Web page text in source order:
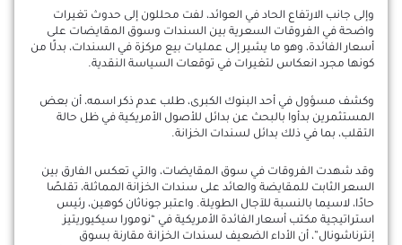
وإلى جانب الارتفاع الحاد في العوائد، لفت محللون إلى حدوث تغيرات
واضحة في الفروقات السعرية بين السندات وسوق المقايضات على
أسعار الفائدة، وهو ما يشير إلى عمليات بيع مركزة في السندات، بدلًا من
كونها مجرد انعكاس لتغيرات في توقعات السياسة النقدية.
وكشف مسؤول في أحد البنوك الكبرى، طلب عدم ذكر اسمه، أن بعض
المستثمرين بدأوا بالبحث عن بدائل للأصول الأمريكية في ظل حالة
التقلب، بما في ذلك بدائل لسندات الخزانة.
وقد شهدت الفروقات في سوق المقايضات، والتي تعكس الفارق بين
السعر الثابت للمقايضة والعائد على سندات الخزانة المماثلة، تقلصًا
حادًا، لاسيما بالنسبة للآجال الطويلة. واعتبر جوناثان كوهين، رئيس
استراتيجية مكتب أسعار الفائدة الأمريكية في “نومورا سيكيوريتيز
إنترناشونال”، أن الأداء الضعيف لسندات الخزانة مقارنة بسوق